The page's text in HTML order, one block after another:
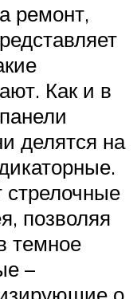
ремонт,
Как и в
делятся на
позволяя
темное
–